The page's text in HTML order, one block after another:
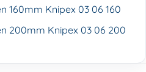
160mm Knipex 03 06 160
200mm Knipex 03 06 200